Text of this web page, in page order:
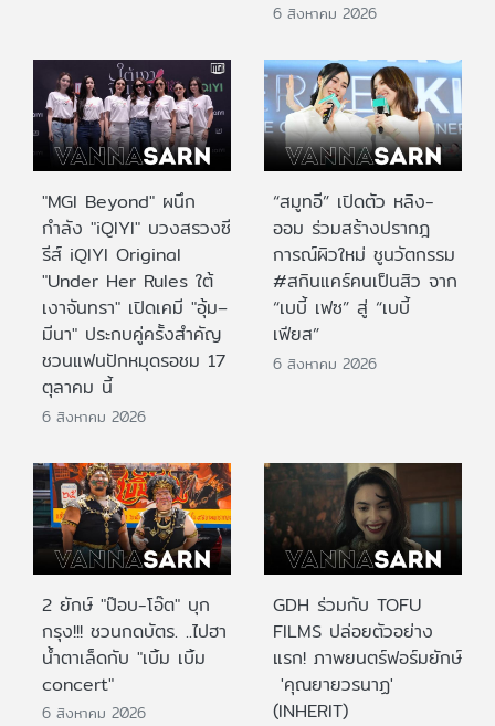
6 สิงหาคม 2026
"MGI Beyond" ผนึก
กำลัง "iQIYI" บวงสรวงซี
รีส์ iQIYI Original
"Under Her Rules ใต้
เงาจันทรา" เปิดเคมี "อุ้ม–
มีนา" ประกบคู่ครั้งสำคัญ
ชวนแฟนปักหมุดรอชม 17
ตุลาคม นี้
6 สิงหาคม 2026
“สมูทอี” เปิดตัว หลิง-
ออม ร่วมสร้างปรากฎ
การณ์ผิวใหม่ ชูนวัตกรรม
#สกินแคร์คนเป็นสิว จาก
“เบบี้ เฟซ” สู่ “เบบี้
เฟียส”
6 สิงหาคม 2026
2 ยักษ์ "ป๊อบ-โอ๊ต" บุก
กรุง!!! ชวนกดบัตร. ..ไปฮา
น้ำตาเล็ดกับ "เบิ้ม เบิ้ม
concert"
6 สิงหาคม 2026
GDH ร่วมกับ TOFU
FILMS ปล่อยตัวอย่าง
แรก! ภาพยนตร์ฟอร์มยักษ์
'คุณยายวรนาฏ'
(INHERIT)